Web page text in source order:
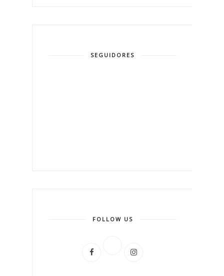
SEGUIDORES
FOLLOW US